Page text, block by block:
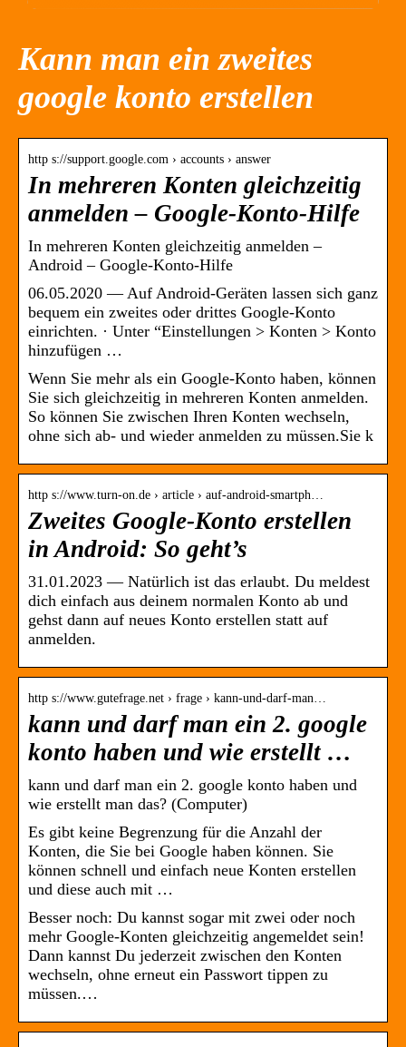
Kann man ein zweites
google konto erstellen
http s://support.google.com › accounts › answer
In mehreren Konten gleichzeitig
anmelden – Google-Konto-Hilfe
In mehreren Konten gleichzeitig anmelden –
Android – Google-Konto-Hilfe
06.05.2020 — Auf Android-Geräten lassen sich ganz
bequem ein zweites oder drittes Google-Konto
einrichten. · Unter “Einstellungen > Konten > Konto
hinzufügen …
Wenn Sie mehr als ein Google-Konto haben, können
Sie sich gleichzeitig in mehreren Konten anmelden.
So können Sie zwischen Ihren Konten wechseln,
ohne sich ab- und wieder anmelden zu müssen.Sie k
http s://www.turn-on.de › article › auf-android-smartph…
Zweites Google-Konto erstellen
in Android: So geht’s
31.01.2023 — Natürlich ist das erlaubt. Du meldest
dich einfach aus deinem normalen Konto ab und
gehst dann auf neues Konto erstellen statt auf
anmelden.
http s://www.gutefrage.net › frage › kann-und-darf-man…
kann und darf man ein 2. google
konto haben und wie erstellt …
kann und darf man ein 2. google konto haben und
wie erstellt man das? (Computer)
Es gibt keine Begrenzung für die Anzahl der
Konten, die Sie bei Google haben können. Sie
können schnell und einfach neue Konten erstellen
und diese auch mit …
Besser noch: Du kannst sogar mit zwei oder noch
mehr Google-Konten gleichzeitig angemeldet sein!
Dann kannst Du jederzeit zwischen den Konten
wechseln, ohne erneut ein Passwort tippen zu
müssen.…